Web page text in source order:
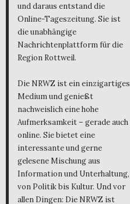
und daraus entstand die
Online-Tageszeitung. Sie ist
die unabhängige
Nachrichtenplattform für die
Region Rottweil.
Die NRWZ ist ein einzigartiges
Medium und genießt
nachweislich eine hohe
Aufmerksamkeit – gerade auch
online. Sie bietet eine
interessante und gerne
gelesene Mischung aus
Information und Unterhaltung,
von Politik bis Kultur. Und vor
allen Dingen: Die NRWZ ist